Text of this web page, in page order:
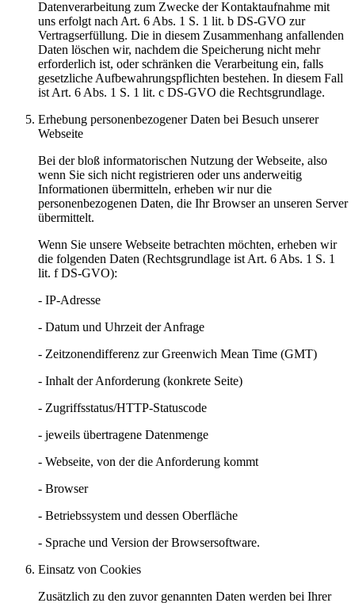
Datenverarbeitung zum Zwecke der Kontaktaufnahme mit
uns erfolgt nach Art. 6 Abs. 1 S. 1 lit. b DS-GVO zur
Vertragserfüllung. Die in diesem Zusammenhang anfallenden
Daten löschen wir, nachdem die Speicherung nicht mehr
erforderlich ist, oder schränken die Verarbeitung ein, falls
gesetzliche Aufbewahrungspflichten bestehen. In diesem Fall
ist Art. 6 Abs. 1 S. 1 lit. c DS-GVO die Rechtsgrundlage.
Erhebung personenbezogener Daten bei Besuch unserer
Webseite
Bei der bloß informatorischen Nutzung der Webseite, also
wenn Sie sich nicht registrieren oder uns anderweitig
Informationen übermitteln, erheben wir nur die
personenbezogenen Daten, die Ihr Browser an unseren Server
übermittelt.
Wenn Sie unsere Webseite betrachten möchten, erheben wir
die folgenden Daten (Rechtsgrundlage ist Art. 6 Abs. 1 S. 1
lit. f DS-GVO):
- IP-Adresse
- Datum und Uhrzeit der Anfrage
- Zeitzonendifferenz zur Greenwich Mean Time (GMT)
- Inhalt der Anforderung (konkrete Seite)
- Zugriffsstatus/HTTP-Statuscode
- jeweils übertragene Datenmenge
- Webseite, von der die Anforderung kommt
- Browser
- Betriebssystem und dessen Oberfläche
- Sprache und Version der Browsersoftware.
Einsatz von Cookies
Zusätzlich zu den zuvor genannten Daten werden bei Ihrer